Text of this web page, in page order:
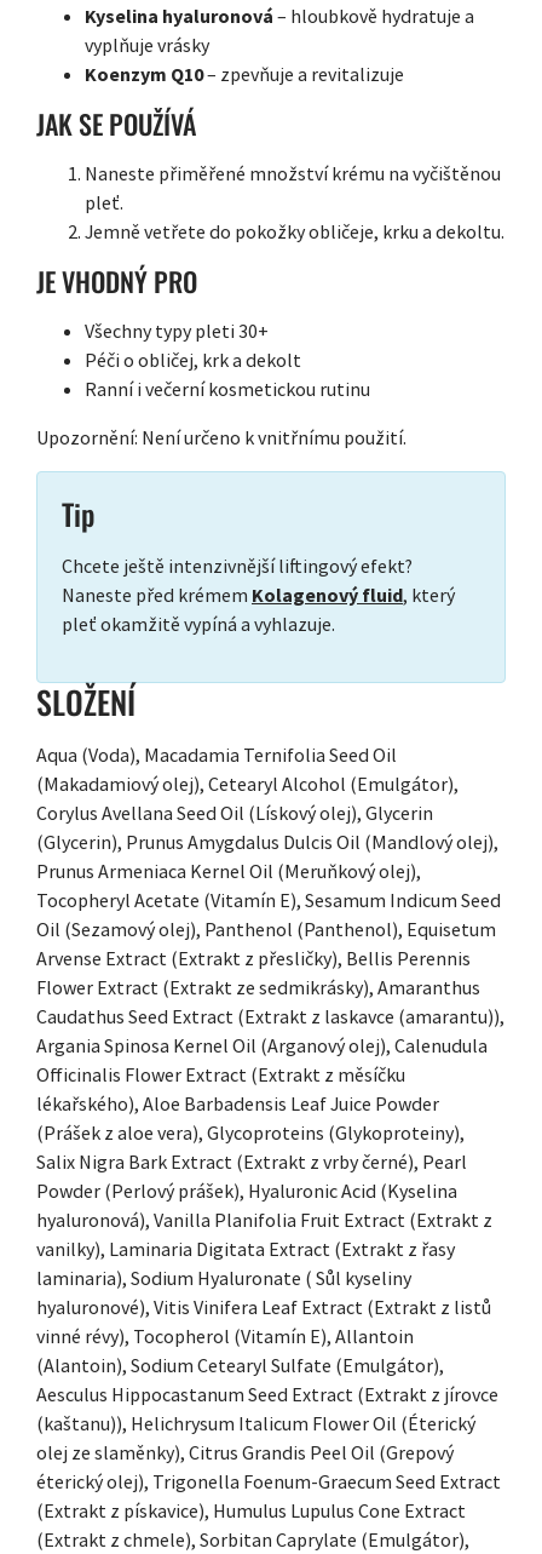
Kyselina hyaluronová – hloubkově hydratuje a
vyplňuje vrásky
Koenzym Q10– zpevňuje a revitalizuje
JAK SE POUŽÍVÁ
Naneste přiměřené množství krému na vyčištěnou
pleť.
Jemně vetřete do pokožky obličeje, krku a dekoltu.
JE VHODNÝ PRO
Všechny typy pleti 30+
Péči o obličej, krk a dekolt
Ranní i večerní kosmetickou rutinu
Upozornění: Není určeno k vnitřnímu použití.
Tip
Chcete ještě intenzivnější liftingový efekt?
Naneste před krémem Kolagenový fluid, který
pleť okamžitě vypíná a vyhlazuje.
SLOŽENÍ
Aqua (Voda), Macadamia Ternifolia Seed Oil
(Makadamiový olej), Cetearyl Alcohol (Emulgátor),
Corylus Avellana Seed Oil (Lískový olej), Glycerin
(Glycerin), Prunus Amygdalus Dulcis Oil (Mandlový olej),
Prunus Armeniaca Kernel Oil (Meruňkový olej),
Tocopheryl Acetate (Vitamín E), Sesamum Indicum Seed
Oil (Sezamový olej), Panthenol (Panthenol), Equisetum
Arvense Extract (Extrakt z přesličky), Bellis Perennis
Flower Extract (Extrakt ze sedmikrásky), Amaranthus
Caudathus Seed Extract (Extrakt z laskavce (amarantu)),
Argania Spinosa Kernel Oil (Arganový olej), Calenudula
Officinalis Flower Extract (Extrakt z měsíčku
lékařského), Aloe Barbadensis Leaf Juice Powder
(Prášek z aloe vera), Glycoproteins (Glykoproteiny),
Salix Nigra Bark Extract (Extrakt z vrby černé), Pearl
Powder (Perlový prášek), Hyaluronic Acid (Kyselina
hyaluronová), Vanilla Planifolia Fruit Extract (Extrakt z
vanilky), Laminaria Digitata Extract (Extrakt z řasy
laminaria), Sodium Hyaluronate ( Sůl kyseliny
hyaluronové), Vitis Vinifera Leaf Extract (Extrakt z listů
vinné révy), Tocopherol (Vitamín E), Allantoin
(Alantoin), Sodium Cetearyl Sulfate (Emulgátor),
Aesculus Hippocastanum Seed Extract (Extrakt z jírovce
(kaštanu)), Helichrysum Italicum Flower Oil (Éterický
olej ze slaměnky), Citrus Grandis Peel Oil (Grepový
éterický olej), Trigonella Foenum-Graecum Seed Extract
(Extrakt z pískavice), Humulus Lupulus Cone Extract
(Extrakt z chmele), Sorbitan Caprylate (Emulgátor),